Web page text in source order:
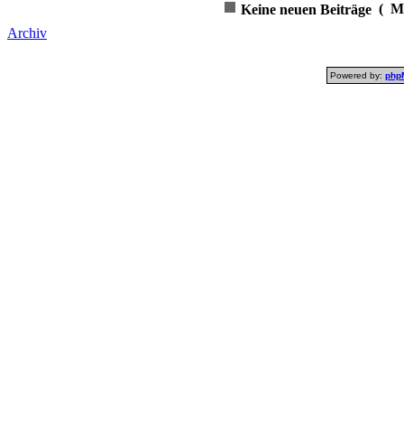
Keine neuen Beiträge (
Archiv
Powered by: